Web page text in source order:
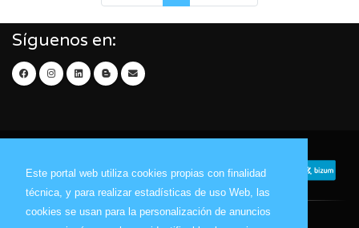
Este portal web utiliza cookies propias con finalidad
técnica, y para realizar estadísticas de uso Web, las
cookies se usan para la personalización de anuncios
Síguenos en: